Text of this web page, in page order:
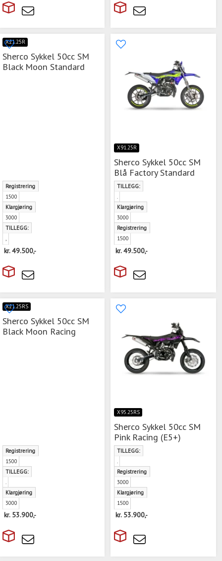
X21.25R
Sherco Sykkel 50cc SM
Black Moon Standard
Registrering
1500
Klargjøring
3000
TILLEGG:
,
kr.49.500,-
X91.25R
Sherco Sykkel 50cc SM
Blå Factory Standard
TILLEGG:
.
Klargjøring
3000
Registrering
1500
kr.49.500,-
X21.25RS
Sherco Sykkel 50cc SM
Black Moon Racing
Registrering
1500
TILLEGG:
Klargjøring
3000
kr. 53.900,-
X95.25RS
Sherco Sykkel 50cc SM
Pink Racing (E5+)
TILLEGG:
Registrering
3000
Klargjøring
1500
kr. 53.900,-